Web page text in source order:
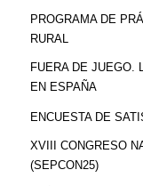
PROGRAMA DE
RURAL
FUERA DE JUEGO.
EN ESPAÑA
ENCUESTA DE
XVIII CONGRESO
(SEPCON25)